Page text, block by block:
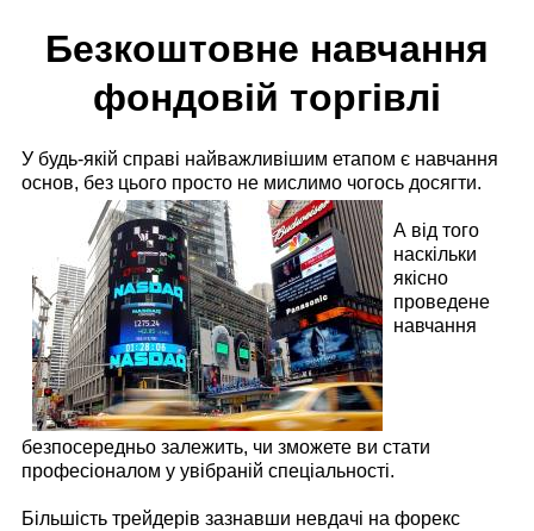
Безкоштовне навчання
фондовій торгівлі
У будь-якій справі найважливішим етапом є навчання
основ, без цього просто не мислимо чогось досягти.
А від того
наскільки
якісно
проведене
навчання
безпосередньо залежить, чи зможете ви стати
професіоналом у увібраній спеціальності.
Більшість трейдерів зазнавши невдачі на форекс